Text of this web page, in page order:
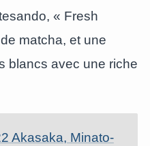
« Fresh
matcha, et une
blancs avec une riche
Akasaka, Minato-